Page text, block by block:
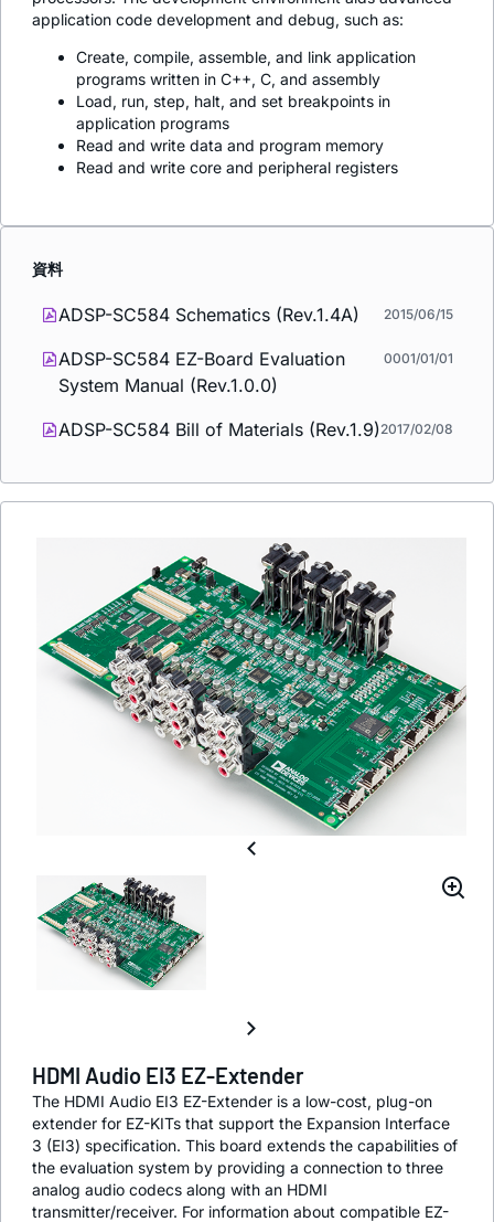
application code development and debug, such as:
Create, compile, assemble, and link application
programs written in C++, C, and assembly
Load, run, step, halt, and set breakpoints in
application programs
Read and write data and program memory
Read and write core and peripheral registers
資料
ADSP-SC584 Schematics (Rev.1.4A) 2015/06/15
ADSP-SC584 EZ-Board Evaluation
System Manual (Rev.1.0.0)
0001/01/01
ADSP-SC584 Bill of Materials (Rev.1.9)2017/02/08
HDMI Audio EI3 EZ-Extender
The HDMI Audio EI3 EZ-Extender is a low-cost, plug-on
extender for EZ-KITs that support the Expansion Interface
3 (EI3) specification. This board extends the capabilities of
the evaluation system by providing a connection to three
analog audio codecs along with an HDMI
transmitter/receiver. For information about compatible EZ-